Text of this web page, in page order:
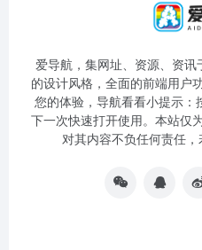
爱导航，集网址、资源、资
的设计风格，全面的前端用户
您的体验，导航看看小提示：
下一次快速打开使用。本站仅
对其内容不负任何责任，